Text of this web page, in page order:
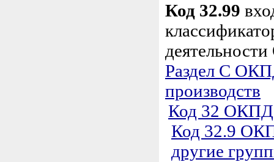
Код 32.99
Раздел C
производств
Код 32 ОКПД
Код 32.9
другие